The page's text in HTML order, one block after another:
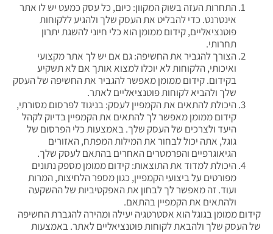
התחרות העזה בשוק המקוון: כיום, כל עסק כמעט יש לו אתר
אינטרנט. כדי להבליט את העסק שלך ולהגיע ללקוחות
פוטנציאליים, קידום ממומן הוא כלי חיוני להשגת יתרון
תחרותי.
הצורך להגביר את החשיפה: גם אם יש לך אתר מקצועי
ואיכותי, הלקוחות לא יוכלו למצוא אותך אם לא תשקיע
בקידום. קידום ממומן מאפשר להגביר את החשיפה של העסק
שלך ולהביא לקוחות פוטנציאליים לאתר.
היכולת להתאים את הקמפיין לעסק: בניגוד לפרסום מסורתי,
קידום ממומן מאפשר לך להתאים את הקמפיין בדיוק לקהל
היעד ולצרכים של העסק שלך. באמצעות כלי הפרסום של
גוגל, אתה יכול לבחור את המילות המפתח, האזורים
הגיאוגרפיים והפרמטרים האחרים בהתאם לעסק שלך.
היכולת למדוד את התוצאות: קידום ממומן מספק נתונים
מפורטים על ביצועי הקמפיין, כגון מספר הלחיצות, המרות
ועוד. זה מאפשר לך לבחון את האפקטיביות של ההשקעה
ולהתאים את הקמפיין בהתאם.
קידום ממומן בגוגל הוא אסטרטגיה יעילה ומהירה להגברת החשיפה
של העסק שלך ולהבאת לקוחות פוטנציאליים לאתר. באמצעות